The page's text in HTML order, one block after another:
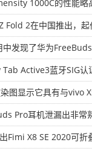
1000C的性能略高
Fold 2在中国推出，
中发现了华为
Active3蓝牙SIG认证;
图显示它具有与vivo X50
Pro耳机泄漏出非常
Fimi X8 SE 2020可折